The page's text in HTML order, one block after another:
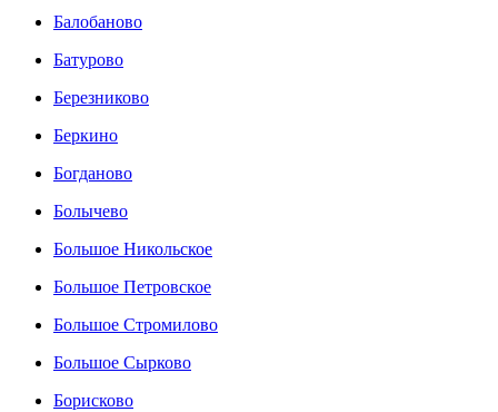
Балобаново
Батурово
Березниково
Беркино
Богданово
Болычево
Большое Никольское
Большое Петровское
Большое Стромилово
Большое Сырково
Борисково